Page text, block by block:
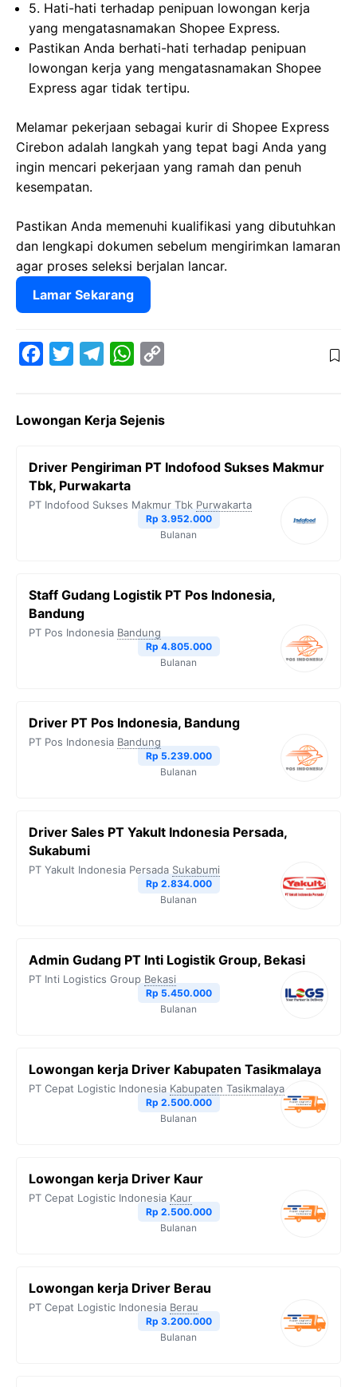
5. Hati-hati terhadap penipuan lowongan kerja
yang mengatasnamakan Shopee Express.
Pastikan Anda berhati-hati terhadap penipuan
lowongan kerja yang mengatasnamakan Shopee
Express agar tidak tertipu.
Melamar pekerjaan sebagai kurir di Shopee Express
Cirebon adalah langkah yang tepat bagi Anda yang
ingin mencari pekerjaan yang ramah dan penuh
kesempatan.
Pastikan Anda memenuhi kualifikasi yang dibutuhkan
dan lengkapi dokumen sebelum mengirimkan lamaran
agar proses seleksi berjalan lancar.
Lamar Sekarang
e
o
o
t
e
e
r
a
W
t
A
p
y
i
k
Lowongan Kerja Sejenis
Driver Pengiriman PT Indofood Sukses Makmur
Tbk, Purwakarta
PT Indofood Sukses Makmur Tbk Purwakarta
Rp 3.952.000
Bulanan
Staff Gudang Logistik PT Pos Indonesia,
Bandung
PT Pos Indonesia Bandung
Rp 4.805.000
Bulanan
Driver PT Pos Indonesia, Bandung
PT Pos Indonesia Bandung
Rp 5.239.000
Bulanan
Driver Sales PT Yakult Indonesia Persada,
Sukabumi
PT Yakult Indonesia Persada Sukabumi
Rp 2.834.000
Bulanan
Admin Gudang PT Inti Logistik Group, Bekasi
PT Inti Logistics Group Bekasi
Rp 5.450.000
Bulanan
Lowongan kerja Driver Kabupaten Tasikmalaya
PT Cepat Logistic Indonesia Kabupaten Tasikmalaya
Rp 2.500.000
Bulanan
Lowongan kerja Driver Kaur
PT Cepat Logistic Indonesia Kaur
Rp 2.500.000
Bulanan
Lowongan kerja Driver Berau
PT Cepat Logistic Indonesia Berau
Rp 3.200.000
Bulanan